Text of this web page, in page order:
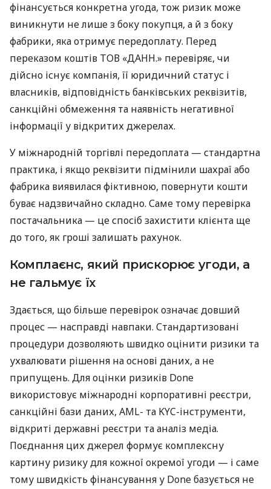
фінансується конкретна угода, тож ризик може
виникнути не лише з боку покупця, а й з боку
фабрики, яка отримує передоплату. Перед
переказом коштів ТОВ «ДАНН.» перевіряє, чи
дійсно існує компанія, її юридичний статус і
власників, відповідність банківських реквізитів,
санкційні обмеження та наявність негативної
інформації у відкритих джерелах.
У міжнародній торгівлі передоплата — стандартна
практика, і якщо реквізити підмінили шахраї або
фабрика виявилася фіктивною, повернути кошти
буває надзвичайно складно. Саме тому перевірка
постачальника — це спосіб захистити клієнта ще
до того, як гроші залишать рахунок.
Комплаєнс, який прискорює угоди, а
не гальмує їх
Здається, що більше перевірок означає довший
процес — насправді навпаки. Стандартизовані
процедури дозволяють швидко оцінити ризики та
ухвалювати рішення на основі даних, а не
припущень. Для оцінки ризиків Done
використовує міжнародні корпоративні реєстри,
санкційні бази даних, AML- та KYC-інструменти,
відкриті державні реєстри та аналіз медіа.
Поєднання цих джерел формує комплексну
картину ризику для кожної окремої угоди — і саме
тому швидкість фінансування у Done базується не